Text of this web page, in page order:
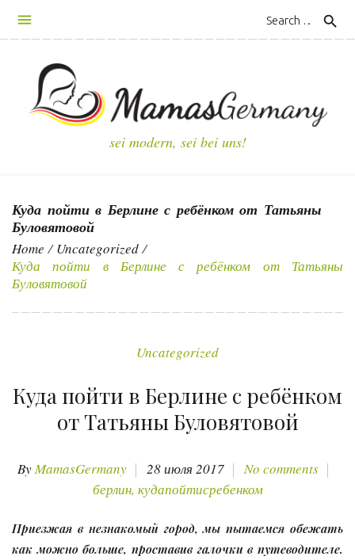
search
sei modern, sei bei uns!
Куда пойти в Берлине с ребёнком от Татьяны
Буловятовой
Home / Uncategorized /
Куда пойти в Берлине с ребёнком от Татьяны
Буловятовой
Uncategorized
Куда пойти в Берлине с ребёнком
от Татьяны Буловятовой
ByMamasGermany 28 июля 2017
No comments
берлин, кудапойтисребенком
Приезжая в незнакомый город, мы пытаемся обежать
как можно больше, проставив галочки в путеводителе.